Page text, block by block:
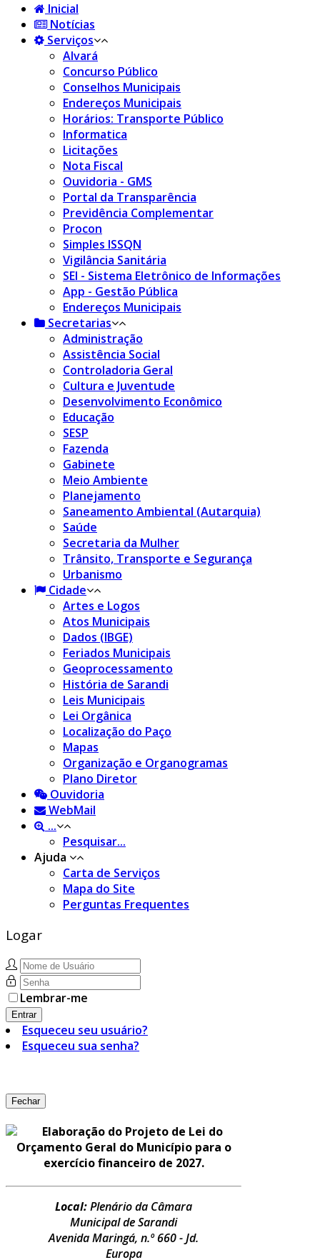
Inicial
Notícias
Serviços
Alvará
Concurso Público
Conselhos Municipais
Endereços Municipais
Horários: Transporte Público
Informatica
Licitações
Nota Fiscal
Ouvidoria - GMS
Portal da Transparência
Previdência Complementar
Procon
Simples ISSQN
Vigilância Sanitária
SEI - Sistema Eletrônico de Informações
App - Gestão Pública
Endereços Municipais
Secretarias
Administração
Assistência Social
Controladoria Geral
Cultura e Juventude
Desenvolvimento Econômico
Educação
SESP
Fazenda
Gabinete
Meio Ambiente
Planejamento
Saneamento Ambiental (Autarquia)
Saúde
Secretaria da Mulher
Trânsito, Transporte e Segurança
Urbanismo
Cidade
Artes e Logos
Atos Municipais
Dados (IBGE)
Feriados Municipais
Geoprocessamento
História de Sarandi
Leis Municipais
Lei Orgânica
Localização do Paço
Mapas
Organização e Organogramas
Plano Diretor
Ouvidoria
WebMail
...
Pesquisar...
Ajuda
Carta de Serviços
Mapa do Site
Perguntas Frequentes
Logar
Lembrar-me
Entrar
Esqueceu seu usuário?
Esqueceu sua senha?
Fechar
Elaboração do Projeto de Lei do
Orçamento Geral do Município para o
exercício financeiro de 2027.
Local:Plenário da Câmara
Municipal de Sarandi
Avenida Maringá, n.º 660 - Jd.
Europa